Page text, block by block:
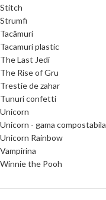
Stitch
Strumfi
Tacâmuri
Tacamuri plastic
The Last Jedi
The Rise of Gru
Trestie de zahar
Tunuri confetti
Unicorn
Unicorn - gama compostabila
Unicorn Rainbow
Vampirina
Winnie the Pooh